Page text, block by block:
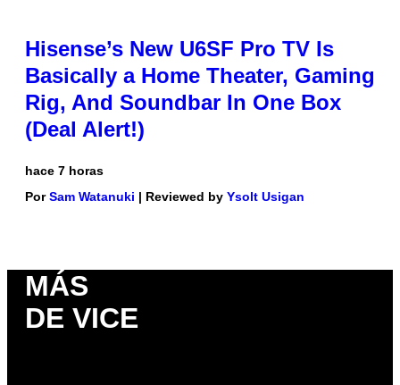
Hisense’s New U6SF Pro TV Is
Basically a Home Theater, Gaming
Rig, And Soundbar In One Box
(Deal Alert!)
hace 7 horas
PorSam Watanuki | Reviewed by Ysolt Usigan
MÁS
DE VICE